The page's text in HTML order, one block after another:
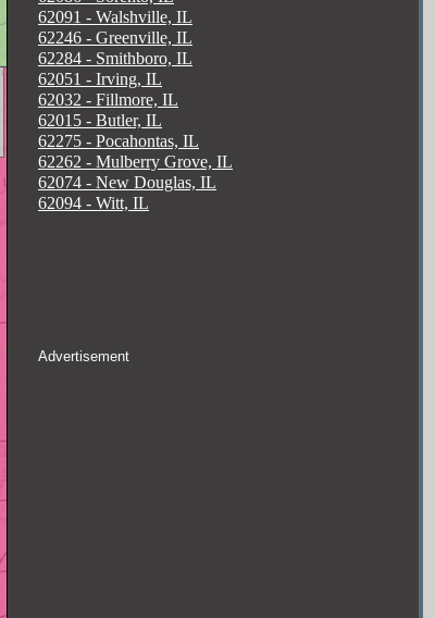
62091 - Walshville, IL
62246 - Greenville, IL
62284 - Smithboro, IL
62051 - Irving, IL
62032 - Fillmore, IL
62015 - Butler, IL
62275 - Pocahontas, IL
62262 - Mulberry Grove, IL
62074 - New Douglas, IL
62094 - Witt, IL
Advertisement